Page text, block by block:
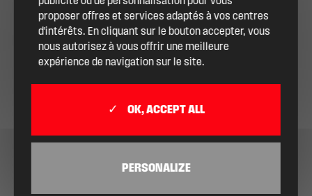
proposer offres et services adaptés à vos centres
d'intérêts. En cliquant sur le bouton accepter, vous
nous autorisez à vous offrir une meilleure
expérience de navigation sur le site.
OK, ACCEPT ALL
PERSONALIZE